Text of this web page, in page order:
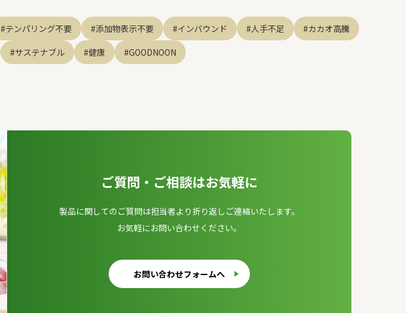
#テンパリング不要 #添加物表示不要 #インバウンド #人手不足
#カカオ高騰
#サステナブル #健康 #GOODNOON
ご質問・ご相談はお気軽に
製品に関してのご質問は担当者より折り返しご連絡いたします。
お気軽にお問い合わせください。
お問い合わせフォームへ